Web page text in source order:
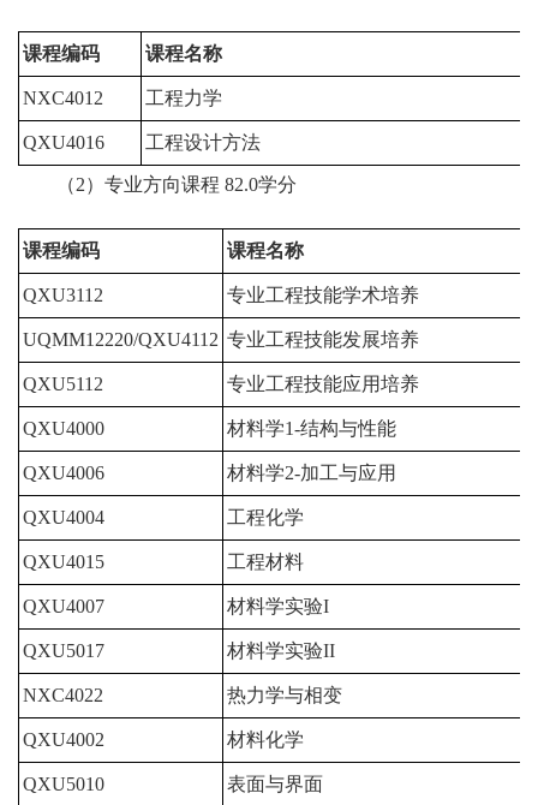
课程编码 课程名称
NXC4012 工程力学
QXU4016 工程设计方法
（2）专业方向课程 82.0学分
课程编码 课程名称
QXU3112 专业工程技能学术培养
UQMM12220/QXU4112 专业工程技能发展培养
QXU5112 专业工程技能应用培养
QXU4000 材料学1-结构与性能
QXU4006 材料学2-加工与应用
QXU4004 工程化学
QXU4015 工程材料
QXU4007 材料学实验I
QXU5017 材料学实验II
NXC4022 热力学与相变
QXU4002 材料化学
QXU5010 表面与界面